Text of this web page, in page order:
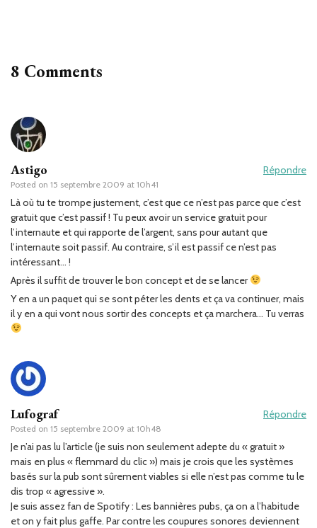
8 Comments
Astigo
Posted on 15 septembre 2009 at 10h41
Répondre
Là où tu te trompe justement, c’est que ce n’est pas parce que c’est
gratuit que c’est passif ! Tu peux avoir un service gratuit pour
l’internaute et qui rapporte de l’argent, sans pour autant que
l’internaute soit passif. Au contraire, s’il est passif ce n’est pas
intéressant… !
Après il suffit de trouver le bon concept et de se lancer
Y en a un paquet qui se sont péter les dents et ça va continuer, mais
il y en a qui vont nous sortir des concepts et ça marchera… Tu verras
Lufograf
Posted on 15 septembre 2009 at 10h48
Répondre
Je n’ai pas lu l’article (je suis non seulement adepte du « gratuit »
mais en plus « flemmard du clic ») mais je crois que les systèmes
basés sur la pub sont sûrement viables si elle n’est pas comme tu le
dis trop « agressive ».
Je suis assez fan de Spotify : Les bannières pubs, ça on a l’habitude
et on y fait plus gaffe. Par contre les coupures sonores deviennent